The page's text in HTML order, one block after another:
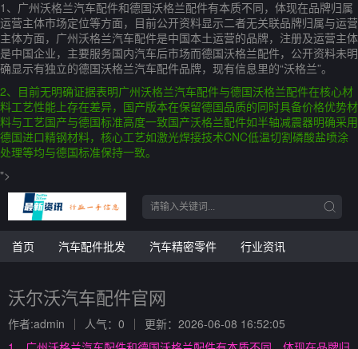
1、广州沃格兰汽车配件和德国沃格兰配件有本质不同，体现在品牌归属
运营主体市场定位等方面，目前公开资料显示二者无关联品牌归属与运营
主体方面，广州沃格兰汽车配件是中国本土运营的品牌，注册及运营主体
是中国企业，主要服务国内汽车后市场而德国沃格兰配件，公开资料未明
确显示有独立的德国沃格兰汽车配件品牌，现有信息里的“沃格兰”。
2、目前无明确证据表明广州沃格兰汽车配件与德国沃格兰配件在核心材
料工艺性能上存在差异，国产版本在保留德国品质的同时具备价格优势材
料与工艺国产与德国标准高度一致国产沃格兰配件如半轴减震器明确采用
德国进口精钢材料，核心工艺如激光焊接技术CNC低温切割磷酸盐喷涂
处理等均与德国标准保持一致。
">
首页 汽车配件批发 汽车精密零件 行业资讯
沃尔沃汽车配件官网
作者:admin 人气：0
更新：2026-06-08 16:52:05